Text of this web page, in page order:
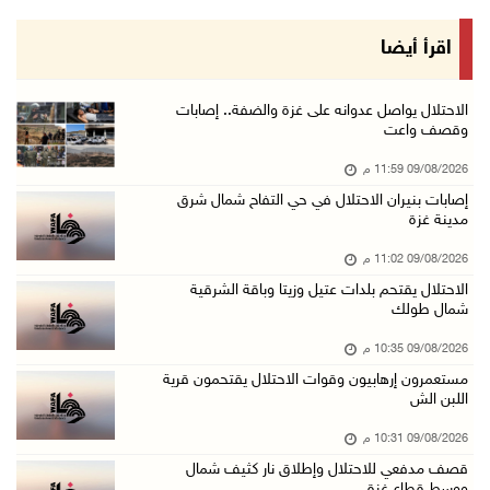
الصليب الأحمر يُسهل نقل 37 معتقلا أفرج عنهم إ ...
الاحتلال يقتحم برك سليمان جنوب بيت لحم
مستعمرون إرهابيون يهاجمون قرية المغير والاحتل ...
09/آب/2026 07:02 م
الجامعة العربية تنعى السفير دياب اللوح
09/آب/2026 05:28 م
ثلاث إصابات برصاص الاحتلال في مدينة خان يونس
09/آب/2026 04:45 م
اقرأ أيضا
الاحتلال يواصل عدوانه على غزة والضفة.. إصابات
وقصف واعت
09/08/2026 11:59 م
إصابات بنيران الاحتلال في حي التفاح شمال شرق
مدينة غزة
09/08/2026 11:02 م
الاحتلال يقتحم بلدات عتيل وزيتا وباقة الشرقية
شمال طولك
09/08/2026 10:35 م
مستعمرون إرهابيون وقوات الاحتلال يقتحمون قرية
اللبن الش
09/08/2026 10:31 م
قصف مدفعي للاحتلال وإطلاق نار كثيف شمال